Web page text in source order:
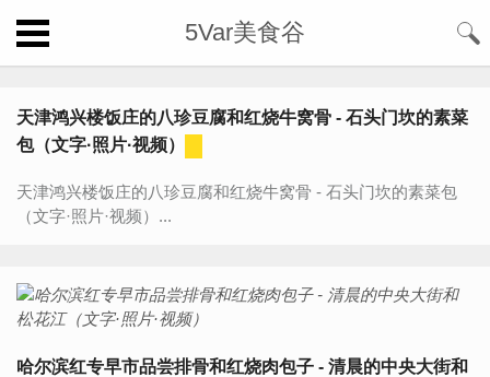
5Var美食谷
天津鸿兴楼饭庄的八珍豆腐和红烧牛窝骨 - 石头门坎的素菜
包（文字·照片·视频）
天津鸿兴楼饭庄的八珍豆腐和红烧牛窝骨 - 石头门坎的素菜包
（文字·照片·视频）...
哈尔滨红专早市品尝排骨和红烧肉包子 - 清晨的中央大街和